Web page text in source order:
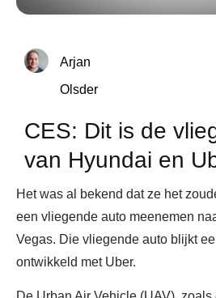
Arjan
Olsder
CES: Dit is de
van Hyundai en
Het was al bekend dat ze het
een vliegende auto meenemen
Vegas. Die vliegende auto blijkt
ontwikkeld met Uber.